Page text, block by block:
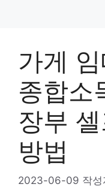
가게
종합소
장부
방법
2023-06-09 작성